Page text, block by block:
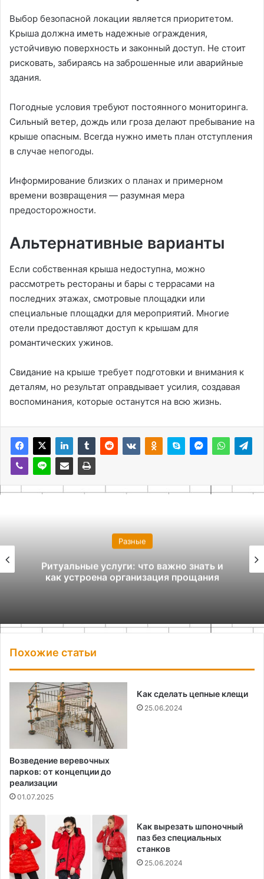
Выбор безопасной локации является приоритетом.
Крыша должна иметь надежные ограждения,
устойчивую поверхность и законный доступ. Не стоит
рисковать, забираясь на заброшенные или аварийные
здания.
Погодные условия требуют постоянного мониторинга.
Сильный ветер, дождь или гроза делают пребывание на
крыше опасным. Всегда нужно иметь план отступления
в случае непогоды.
Информирование близких о планах и примерном
времени возвращения — разумная мера
предосторожности.
Альтернативные варианты
Если собственная крыша недоступна, можно
рассмотреть рестораны и бары с террасами на
последних этажах, смотровые площадки или
специальные площадки для мероприятий. Многие
отели предоставляют доступ к крышам для
романтических ужинов.
Свидание на крыше требует подготовки и внимания к
деталям, но результат оправдывает усилия, создавая
воспоминания, которые останутся на всю жизнь.
Разные
Ритуальные услуги: что важно знать и
как устроена организация прощания
Похожие статьи
Возведение веревочных
парков: от концепции до
реализации
01.07.2025
Как сделать цепные клещи
25.06.2024
Как вырезать шпоночный
паз без специальных
станков
25.06.2024